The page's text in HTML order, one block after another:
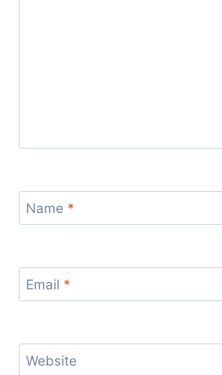
Name *
Email *
Website